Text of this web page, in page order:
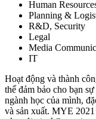
Human
Planning &
R&D, Security
Legal
Media
IT
Hoạt động và thành
thể đảm bảo cho bạn
ngành học của mình,
và sản xuất. MYE